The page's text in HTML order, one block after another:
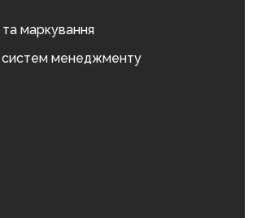
маркування
систем менеджменту